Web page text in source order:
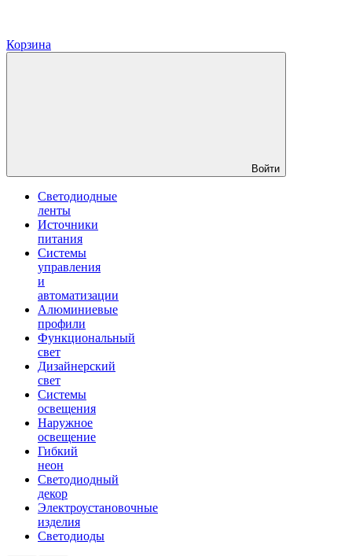
Корзина
Войти
Светодиодные
ленты
Источники
питания
Системы
управления
и
автоматизации
Алюминиевые
профили
Функциональный
свет
Дизайнерский
свет
Системы
освещения
Наружное
освещение
Гибкий
неон
Светодиодный
декор
Электроустановочные
изделия
Светодиоды